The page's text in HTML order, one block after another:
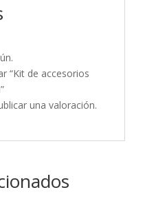
“Kit de accesorios
una valoración.